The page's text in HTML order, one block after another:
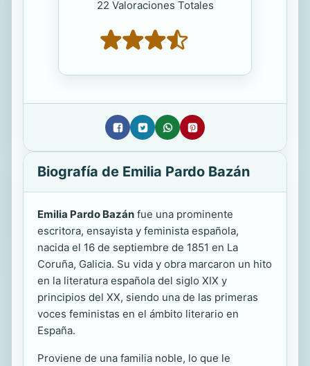
22 Valoraciones Totales
Biografía de Emilia Pardo Bazán
Emilia Pardo Bazán fue una prominente
escritora, ensayista y feminista española,
nacida el 16 de septiembre de 1851 en La
Coruña, Galicia. Su vida y obra marcaron un hito
en la literatura española del siglo XIX y
principios del XX, siendo una de las primeras
voces feministas en el ámbito literario en
España.
Proviene de una familia noble, lo que le